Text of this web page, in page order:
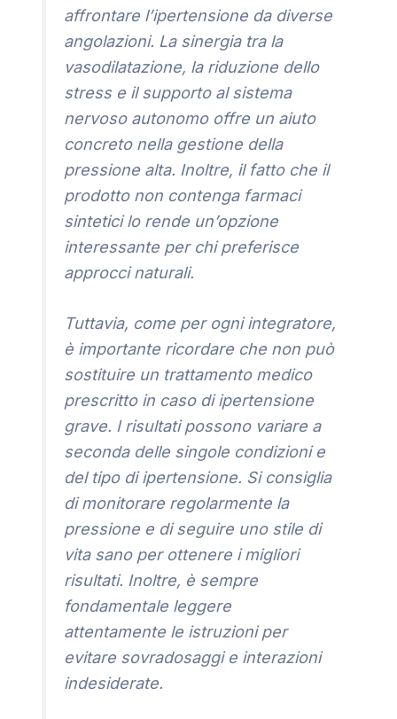
affrontare l’ipertensione da diverse
angolazioni. La sinergia tra la
vasodilatazione, la riduzione dello
stress e il supporto al sistema
nervoso autonomo offre un aiuto
concreto nella gestione della
pressione alta. Inoltre, il fatto che il
prodotto non contenga farmaci
sintetici lo rende un’opzione
interessante per chi preferisce
approcci naturali.
Tuttavia, come per ogni integratore,
è importante ricordare che non può
sostituire un trattamento medico
prescritto in caso di ipertensione
grave. I risultati possono variare a
seconda delle singole condizioni e
del tipo di ipertensione. Si consiglia
di monitorare regolarmente la
pressione e di seguire uno stile di
vita sano per ottenere i migliori
risultati. Inoltre, è sempre
fondamentale leggere
attentamente le istruzioni per
evitare sovradosaggi e interazioni
indesiderate.